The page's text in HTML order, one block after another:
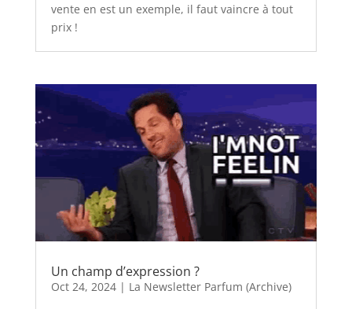
vente en est un exemple, il faut vaincre à tout
prix !
Un champ d’expression ?
Oct 24, 2024| La Newsletter Parfum (Archive)